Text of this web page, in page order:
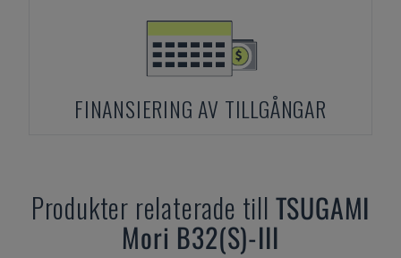
FINANSIERING AV TILLGÅNGAR
Produkter relaterade till TSUGAMI
Mori B32(S)-III